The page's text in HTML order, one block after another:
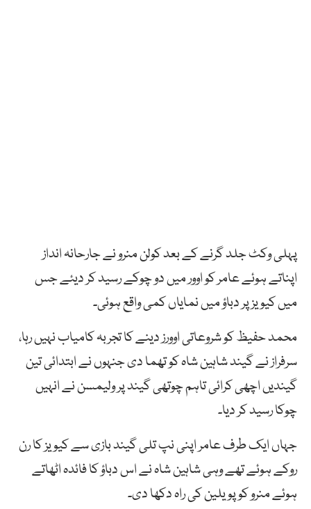
پہلی وکٹ جلد گرنے کے بعد کولن منرو نے جارحانہ انداز
اپناتے ہوئے عامر کو اوور میں دو چوکے رسید کر دیئے جس
میں کیویز پر دباؤ میں نمایاں کمی واقع ہوئی۔
محمد حفیظ کو شروعاتی اوورز دینے کا تجربہ کامیاب نہیں رہا،
سرفراز نے گیند شاہین شاہ کو تھما دی جنہوں نے ابتدائی تین
گیندیں اچھی کرائی تاہم چوتھی گیند پر ولیمسن نے انہیں
چوکا رسید کر دیا۔
جہاں ایک طرف عامر اپنی نپ تلی گیند بازی سے کیویز کا رن
روکے ہوئے تھے وہی شاہین شاہ نے اس دباؤ کا فائدہ اٹھاتے
ہوئے منرو کو پویلین کی راہ دکھا دی۔